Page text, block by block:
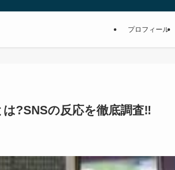
プロフィール
?SNSの反応を徹底調査‼